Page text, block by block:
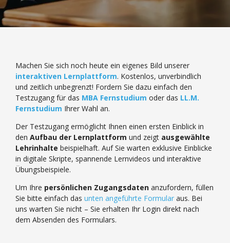
Machen Sie sich noch heute ein eigenes Bild unserer
interaktiven Lernplattform. Kostenlos, unverbindlich
und zeitlich unbegrenzt! Fordern Sie dazu einfach den
Testzugang für das MBA Fernstudium oder das LL.M.
Fernstudium Ihrer Wahl an.
Der Testzugang ermöglicht Ihnen einen ersten Einblick in
den Aufbau der Lernplattform und zeigt ausgewählte
Lehrinhalte beispielhaft. Auf Sie warten exklusive Einblicke
in digitale Skripte, spannende Lernvideos und interaktive
Übungsbeispiele.
Um Ihre persönlichen Zugangsdaten anzufordern, füllen
Sie bitte einfach das unten angeführte Formular aus. Bei
uns warten Sie nicht – Sie erhalten Ihr Login direkt nach
dem Absenden des Formulars.